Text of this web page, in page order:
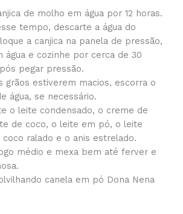
de molho em água por 12 horas.
tempo, descarte a água do
a canjica na panela de pressão,
água e cozinhe por cerca de 30
pegar pressão.
grãos estiverem macios, escorra o
água, se necessário.
o leite condensado, o creme de
de coco, o leite em pó, o leite
coco ralado e o anis estrelado.
médio e mexa bem até ferver e
canela em pó Dona Nena